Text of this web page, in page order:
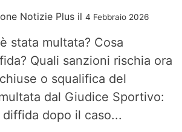
Notizie Plus il 4 Febbraio 2026
stata multata? Cosa
Quali sanzioni rischia ora
o squalifica del
dal Giudice Sportivo:
dopo il caso...